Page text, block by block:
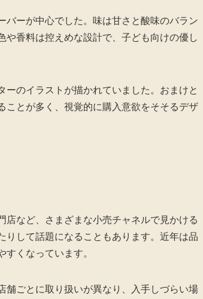
バーが中心でした。味は甘さと酸味のバラン
や香料は控えめな設計で、子ども向けの優し
のイラストが描かれていました。おまけと
ことが多く、視覚的に購入意欲をそそるデザ
など、さまざまな小売チャネルで見かける
りして話題になることもあります。近年は品
くなっています。
舗ごとに取り扱いが異なり、入手しづらい場